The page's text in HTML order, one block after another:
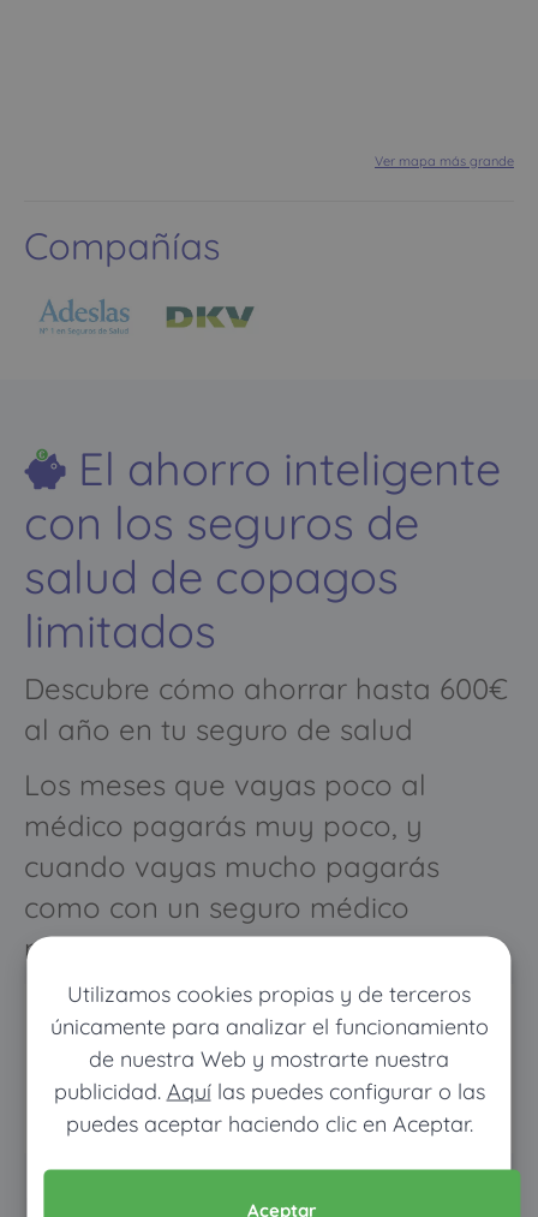
Utilizamos cookies propias y de terceros
únicamente para analizar el funcionamiento
de nuestra Web y mostrarte nuestra
publicidad. Aquílas puedes configurar o las
puedes aceptar haciendo clic en Aceptar.
Aceptar
Ver mapa más grande
Compañías
El ahorro inteligente
con los seguros de
salud de copagos
limitados
Descubre cómo ahorrar hasta 600€
al año en tu seguro de salud
Los meses que vayas poco al
médico pagarás muy poco, y
cuando vayas mucho pagarás
como con un seguro médico
normal